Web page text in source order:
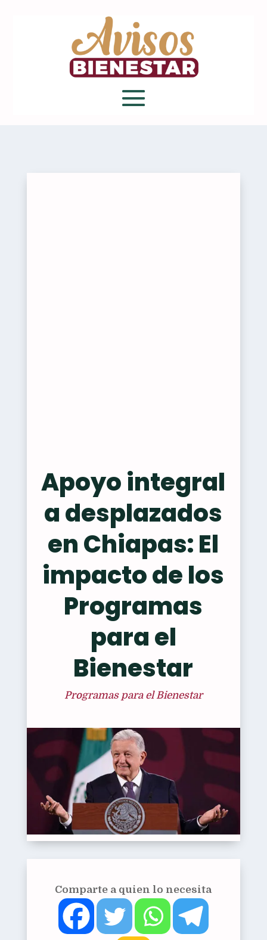
Apoyo integral
a desplazados
en Chiapas: El
impacto de los
Programas
para el
Bienestar
Programas para el Bienestar
Comparte a quien lo necesita